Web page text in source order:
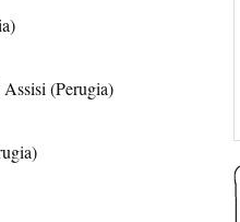
(Perugia)